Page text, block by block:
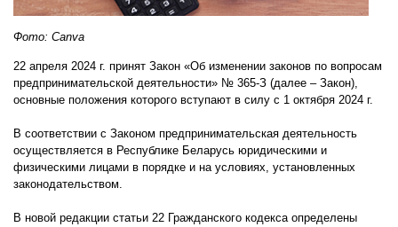
Фото: Canva
22 апреля 2024 г. принят Закон «Об изменении законов по вопросам
предпринимательской деятельности» № 365-З (далее – Закон),
основные положения которого вступают в силу с 1 октября 2024 г.
В соответствии с Законом предпринимательская деятельность
осуществляется в Республике Беларусь юридическими и
физическими лицами в порядке и на условиях, установленных
законодательством.
В новой редакции статьи 22 Гражданского кодекса определены